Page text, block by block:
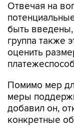
Отвечая на
быть введены,
группа также
оценить
Помимо мер
меры
добавил он,
конкретные